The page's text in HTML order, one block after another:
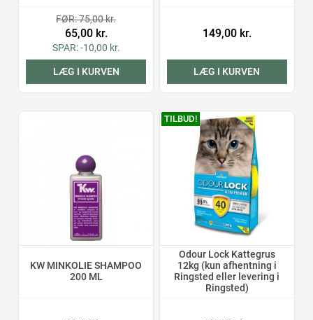
FØR: 75,00 kr.
65,00 kr.
SPAR: -10,00 kr.
LÆG I KURVEN
149,00 kr.
LÆG I KURVEN
KW MINKOLIE SHAMPOO
200 ML
Odour Lock Kattegrus
12kg (kun afhentning i
Ringsted eller levering i
Ringsted)
TILBUD!